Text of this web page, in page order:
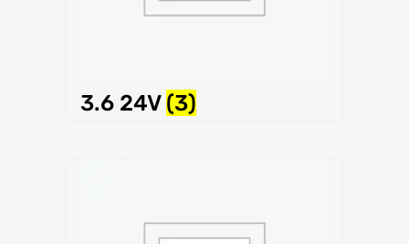
3.6 24V (3)